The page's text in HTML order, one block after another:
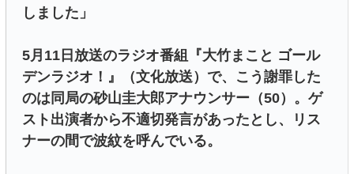
しました」
5月11日放送のラジオ番組『大竹まこと ゴール
デンラジオ！』（文化放送）で、こう謝罪した
のは同局の砂山圭大郎アナウンサー（50）。ゲ
スト出演者から不適切発言があったとし、リス
ナーの間で波紋を呼んでいる。